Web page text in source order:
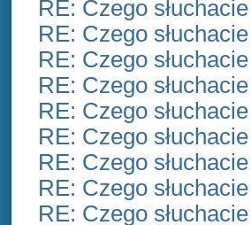
RE: Czego
RE: Czego
RE: Czego
RE: Czego
RE: Czego
RE: Czego
RE: Czego
RE: Czego
RE: Czego